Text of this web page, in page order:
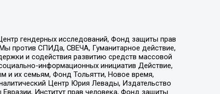
гендерных исследований, Фонд защиты прав
против СПИДа, СВЕЧА, Гуманитарное действие,
и содействия развитию средств массовой
информационных инициатив Действие,
и их семьям, Фонд Тольятти, Новое время,
Центр Юрия Левады, Издательство
Институт прав человека, Фонд защиты